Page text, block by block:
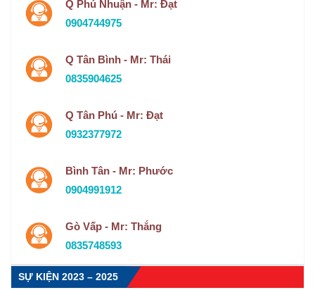
Q Phú Nhuận - Mr: Đạt
0904744975
Q Tân Bình - Mr: Thái
0835904625
Q Tân Phú - Mr: Đạt
0932377972
Bình Tân - Mr: Phước
0904991912
Gò Vấp - Mr: Thắng
0835748593
SỰ KIỆN 2023 – 2025